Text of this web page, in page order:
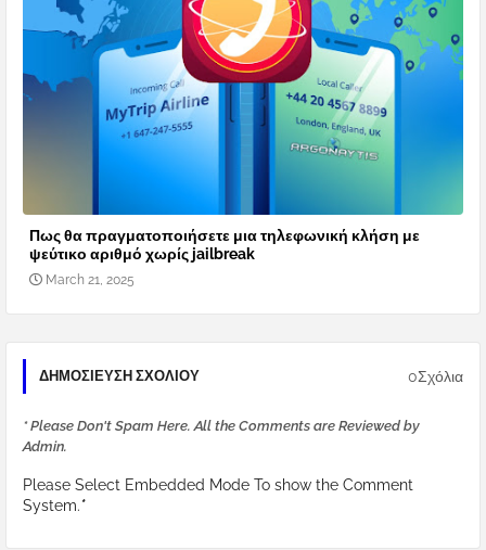
Πως θα πραγματοποιήσετε μια τηλεφωνική κλήση με
ψεύτικο αριθμό χωρίς jailbreak
March 21, 2025
ΔΗΜΟΣΊΕΥΣΗ ΣΧΟΛΊΟΥ 0Σχόλια
* Please Don't Spam Here. All the Comments are Reviewed by
Admin.
Please Select Embedded Mode To show the Comment
System.*